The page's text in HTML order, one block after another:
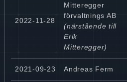
2022-11-28
Mitteregger
förvaltnings AB
(närstående till
Erik
Mitteregger)
2021-09-23 Andreas Ferm